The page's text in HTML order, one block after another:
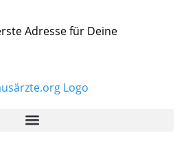
Adresse für Deine